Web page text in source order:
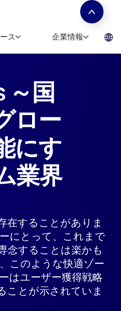
ス 企業情報
～国
ロー
にす
業界
在することがありま
にとって、これまで
念することは楽かも
このような快適ゾー
はユーザー獲得戦略
ことが示されていま